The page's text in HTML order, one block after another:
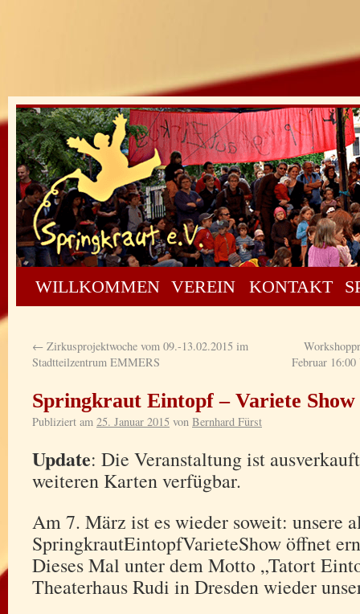
WILLKOMMEN VEREIN KONTAKT
← Zirkusprojektwoche vom 09.-13.02.2015 im
Stadtteilzentrum EMMERS
Februar
Springkraut Eintopf – Variete Show
Publiziert am 25. Januar 2015 von Bernhard Fürst
Update: Die Veranstaltung ist
weiteren Karten verfügbar.
Am 7. März ist es wieder soweit: unsere
SpringkrautEintopfVarieteShow öffnet
Dieses Mal unter dem Motto „Tatort
Theaterhaus Rudi in Dresden wieder